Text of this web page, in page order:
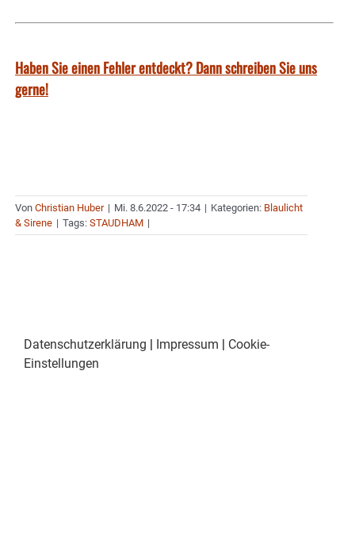
Haben Sie einen Fehler entdeckt? Dann schreiben Sie uns
gerne!
Von Christian Huber | Mi. 8.6.2022 - 17:34 | Kategorien: Blaulicht
& Sirene | Tags: STAUDHAM |
Datenschutzerklärung | Impressum | Cookie-
Einstellungen